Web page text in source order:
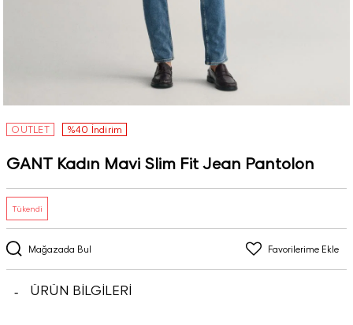
OUTLET %40 İndirim
GANT Kadın Mavi Slim Fit Jean Pantolon
Mağazada Bul Favorilerime Ekle
Tükendi
ÜRÜN BİLGİLERİ